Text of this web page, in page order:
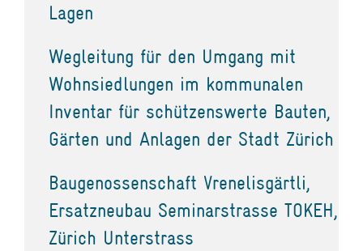
Lagen
Wegleitung für den Umgang mit
Wohnsiedlungen im kommunalen
Inventar für schützenswerte Bauten,
Gärten und Anlagen der Stadt Zürich
Baugenossenschaft Vrenelisgärtli,
Ersatzneubau Seminarstrasse TOKEH,
Zürich Unterstrass